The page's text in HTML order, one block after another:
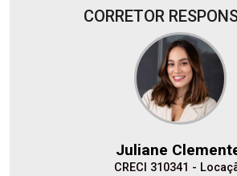
CORRETOR
Juliane
CRECI 310341 -